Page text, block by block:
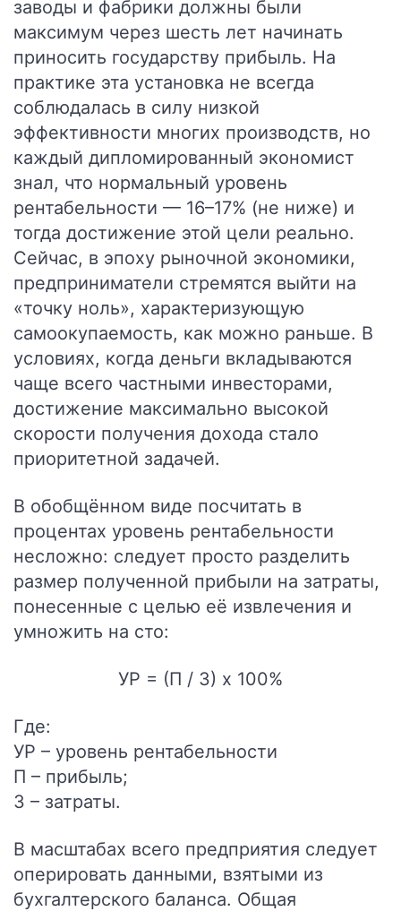
заводы и фабрики должны были
максимум через шесть лет начинать
приносить государству прибыль. На
практике эта установка не всегда
соблюдалась в силу низкой
эффективности многих производств, но
каждый дипломированный экономист
знал, что нормальный уровень
рентабельности — 16–17% (не ниже) и
тогда достижение этой цели реально.
Сейчас, в эпоху рыночной экономики,
предприниматели стремятся выйти на
«точку ноль», характеризующую
самоокупаемость, как можно раньше. В
условиях, когда деньги вкладываются
чаще всего частными инвесторами,
достижение максимально высокой
скорости получения дохода стало
приоритетной задачей.
В обобщённом виде посчитать в
процентах уровень рентабельности
несложно: следует просто разделить
размер полученной прибыли на затраты,
понесенные с целью её извлечения и
умножить на сто:
УР = (П / З) х 100%
Где:
УР – уровень рентабельности
П – прибыль;
З – затраты.
В масштабах всего предприятия следует
оперировать данными, взятыми из
бухгалтерского баланса. Общая